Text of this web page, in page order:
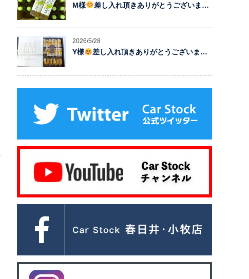
M様 差し入れ頂きありがとうございま…
2026/5/28
Y様 差し入れ頂きありがとうございま…